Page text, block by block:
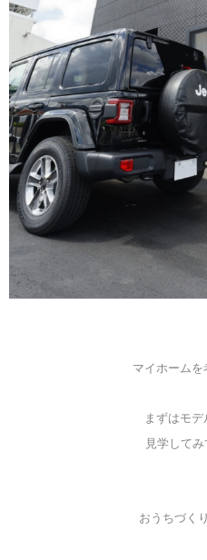
マイホームを
まずはモ
見学して
おうちづく